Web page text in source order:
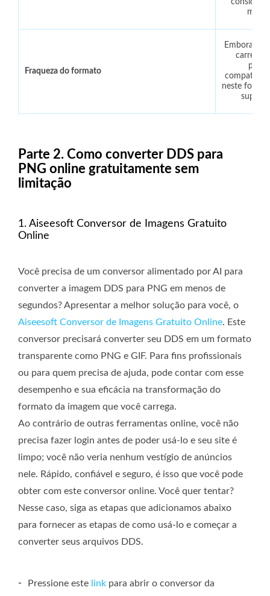
Fraqueza do formato
Embora a
carregar
neste
Parte 2. Como converter DDS para
PNG online gratuitamente sem
limitação
1. Aiseesoft Conversor de Imagens Gratuito
Online
Você precisa de um conversor alimentado por AI para
converter a imagem DDS para PNG em menos de
segundos? Apresentar a melhor solução para você, o
Aiseesoft Conversor de Imagens Gratuito Online. Este
conversor precisará converter seu DDS em um formato
transparente como PNG e GIF. Para fins profissionais
ou para quem precisa de ajuda, pode contar com esse
desempenho e sua eficácia na transformação do
formato da imagem que você carrega.
Ao contrário de outras ferramentas online, você não
precisa fazer login antes de poder usá-lo e seu site é
limpo; você não veria nenhum vestígio de anúncios
nele. Rápido, confiável e seguro, é isso que você pode
obter com este conversor online. Você quer tentar?
Nesse caso, siga as etapas que adicionamos abaixo
para fornecer as etapas de como usá-lo e começar a
converter seus arquivos DDS.
- Pressione este link para abrir o conversor da